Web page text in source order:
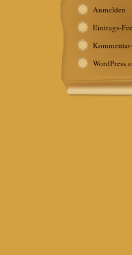
Anmelden
Eintrags-